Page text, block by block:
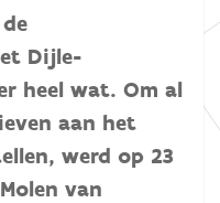
Dijle-
heel wat. Om al
aan het
werd op 23
van